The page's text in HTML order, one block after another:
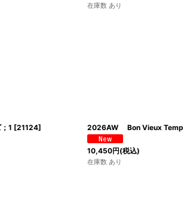
在庫数 あり
1 [21124] 2026AW Bon Vieux
10,450円(税込)
在庫数 あり